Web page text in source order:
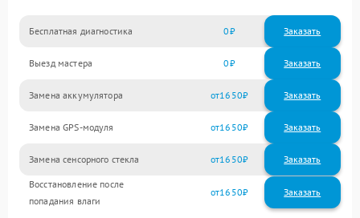
Бесплатная диагностика 0 Заказать
Выезд мастера 0 Заказать
Замена аккумулятора 1650
Замена GPS-модуля 1650
Замена сенсорного стекла 1650
Восстановление после
попадания влаги
1650